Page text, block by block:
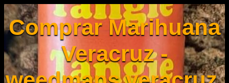
Comprar Marihuana
Veracruz -